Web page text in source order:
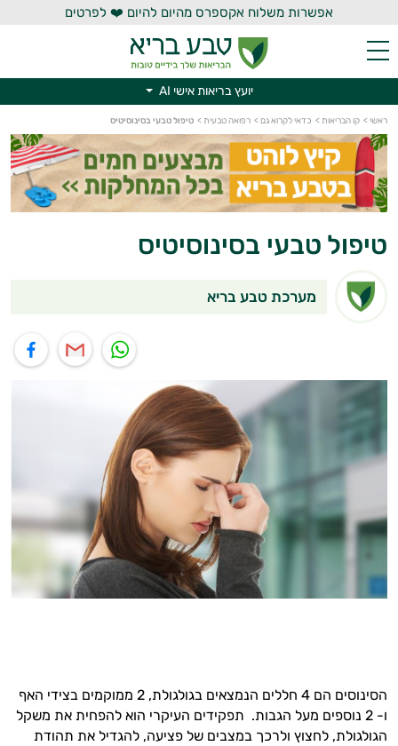
אפשרות משלוח אקספרס מהיום להיום ❤️ לפרטים
יועץ בריאות אישי AI
ראשי > קו הבריאות > כדאי לקרוא גם > רפואה טבעית > טיפול טבעי בסינוסיטיס
טיפול טבעי בסינוסיטיס
מערכת טבע בריא
הסינוסים הם 4 חללים הנמצאים בגולגולת, 2 ממוקמים בצידי האף
ו- 2 נוספים מעל הגבות. תפקידים העיקרי הוא להפחית את משקל
הגולגולת, לחצוץ ולרכך במצבים של פציעה, להגדיל את תהודת
יועץ בריאות אישי AI